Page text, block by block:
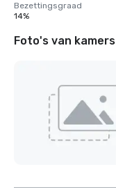
Bezettingsgraad
14%
Foto's van kamers